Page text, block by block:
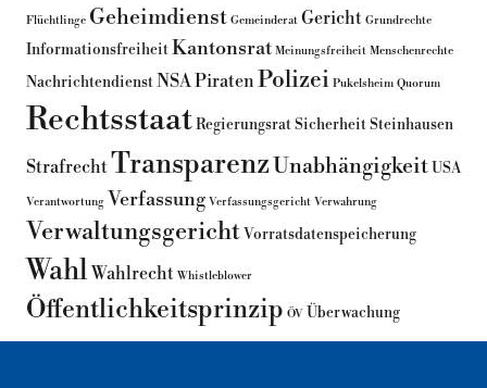
Flüchtlinge Geheimdienst Gemeinderat Gericht Grundrechte
InformationsfreiheitKantonsrat Meinungsfreiheit Menschenrechte
NachrichtendienstNSAPiratenPolizei Pukelsheim Quorum
RechtsstaatRegierungsratSicherheitSteinhausen
StrafrechtTransparenzUnabhängigkeitUSA
Verantwortung Verfassung Verfassungsgericht Verwahrung
VerwaltungsgerichtVorratsdatenspeicherung
Wahl Wahlrecht Whistleblower
Öffentlichkeitsprinzip ÖV Überwachung